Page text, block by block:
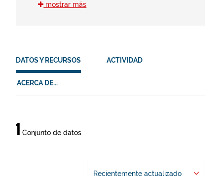
HVD
en (1)
es (1)
mostrar más
DATOS Y RECURSOS ACTIVIDAD
ACERCA DE...
Datos
y
1 Conjunto de datos
Recientemente actualizado